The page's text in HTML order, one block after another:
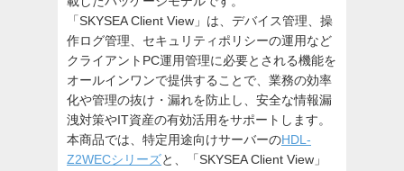
「SKYSEA Client View」は、デバイス管理、操
作ログ管理、セキュリティポリシーの運用など
クライアントPC運用管理に必要とされる機能を
オールインワンで提供することで、業務の効率
化や管理の抜け・漏れを防止し、安全な情報漏
洩対策やIT資産の有効活用をサポートします。
本商品では、特定用途向けサーバーのHDL-
Z2WECシリーズと、「SKYSEA Client View」